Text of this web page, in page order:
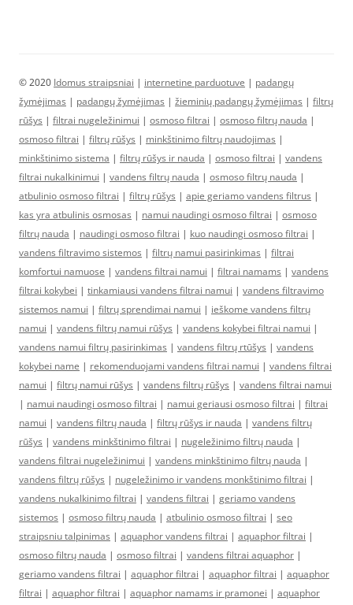
© 2020 Idomus straipsniai | internetine parduotuve | padangų
žymėjimas | padangų žymėjimas | žieminių padangų žymėjimas | filtrų
rūšys | filtrai nugeležinimui | osmoso filtrai | osmoso filtrų nauda |
osmoso filtrai | filtrų rūšys | minkštinimo filtrų naudojimas |
minkštinimo sistema | filtrų rūšys ir nauda | osmoso filtrai | vandens
filtrai nukalkinimui | vandens filtrų nauda | osmoso filtrų nauda |
atbulinio osmoso filtrai | filtrų rūšys | apie geriamo vandens filtrus |
kas yra atbulinis osmosas | namui naudingi osmoso filtrai | osmoso
filtrų nauda | naudingi osmoso filtrai | kuo naudingi osmoso filtrai |
vandens filtravimo sistemos | filtrų namui pasirinkimas | filtrai
komfortui namuose | vandens filtrai namui | filtrai namams | vandens
filtrai kokybei | tinkamiausi vandens filtrai namui | vandens filtravimo
sistemos namui | filtrų sprendimai namui | ieškome vandens filtrų
namui | vandens filtrų namui rūšys | vandens kokybei filtrai namui |
vandens namui filtrų pasirinkimas | vandens filtrų rtūšys | vandens
kokybei name | rekomenduojami vandens filtrai namui | vandens filtrai
namui | filtrų namui rūšys | vandens filtrų rūšys | vandens filtrai namui
| namui naudingi osmoso filtrai | namui geriausi osmoso filtrai | filtrai
namui | vandens filtrų nauda | filtrų rūšys ir nauda | vandens filtrų
rūšys | vandens minkštinimo filtrai | nugeležinimo filtrų nauda |
vandens filtrai nugeležinimui | vandens minkštinimo filtrų nauda |
vandens filtrų rūšys | nugeležinimo ir vandens monkštinimo filtrai |
vandens nukalkinimo filtrai | vandens filtrai | geriamo vandens
sistemos | osmoso filtrų nauda | atbulinio osmoso filtrai | seo
straipsniu talpinimas | aquaphor vandens filtrai | aquaphor filtrai |
osmoso filtrų nauda | osmoso filtrai | vandens filtrai aquaphor |
geriamo vandens filtrai | aquaphor filtrai | aquaphor filtrai | aquaphor
filtrai | aquaphor filtrai | aquaphor namams ir pramonei | aquaphor